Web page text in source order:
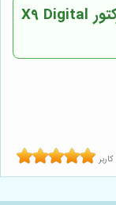
چگونه می‌توان عمر لامپ ویدئو پروژکتور X9 Digital
کاربر